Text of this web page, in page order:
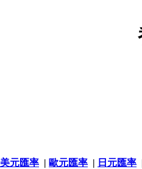
美元匯率 | 歐元匯率 | 日元匯率